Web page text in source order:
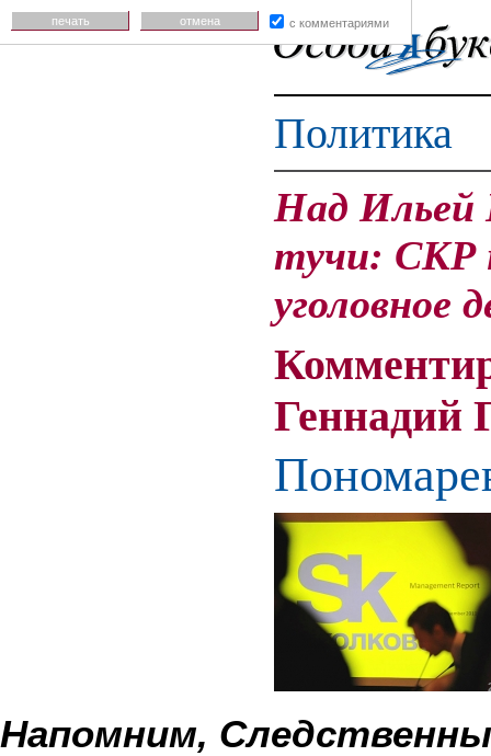
Политика
Над Ильей
тучи: СКР
уголовное
Геннадий
Напомним,
печать отмена с комментариями